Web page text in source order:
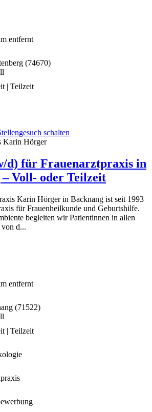
entfernt
(74670)
| Teilzeit
schalten
Karin Hörger
d) für Frauenarztpraxis in
– Voll- oder Teilzeit
Karin Hörger in Backnang ist seit 1993
für Frauenheilkunde und Geburtshilfe.
begleiten wir Patientinnen in allen
von d...
entfernt
(71522)
| Teilzeit